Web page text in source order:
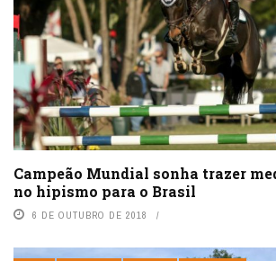
Campeão Mundial sonha trazer
no hipismo para o Brasil
6 DE OUTUBRO DE 2018